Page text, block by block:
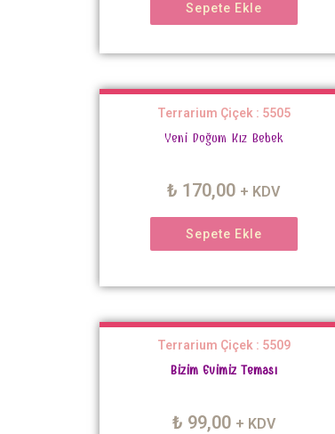
Sepete Ekle
Terrarium Çiçek : 5505
Yeni Doğum Kız Bebek
₺ 170,00 + KDV
Sepete Ekle
Terrarium Çiçek : 5509
Bizim Evimiz Teması
₺ 99,00 + KDV